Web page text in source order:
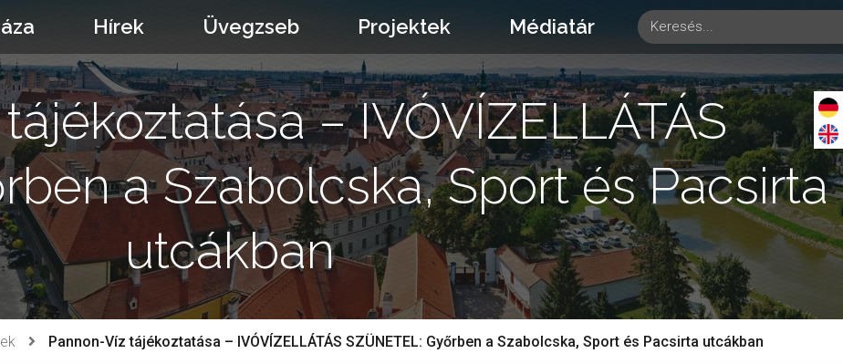
Hírek Üvegzseb Projektek Médiatár
– IVÓVÍZELLÁTÁS
a Szabolcska, Sport és Pacsirta
utcákban
Pannon-Víz tájékoztatása – IVÓVÍZELLÁTÁS SZÜNETEL: Győrben a Szabolcska, Sport és Pacsirta utcákban